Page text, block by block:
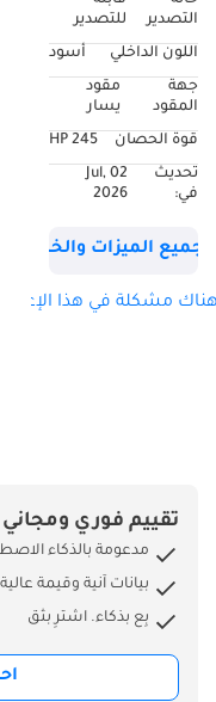
كامل لدى الوكالة
ضمان أوتوجارد لمدة
مواصفات أوروبية -----
------------------ تشمل
الكاملة ما يلي: السرعة
ساعة التسارع من ٠
تصميم GTI فتحة
سقف بانورامية
لامعة نظام عادم
مزدوج جناح خلفي
للسقف عجلات
معدنية مقاعد رياضية
التصدير
للتصدير
اللون الداخلي
أسود
جهة
المقود
مقود
يسار
قوة الحصان
245 HP
تحديث
في:
02 Jul,
2026
جميع الميزات والخصائص
مشكلة في هذا الإعلان؟
تقييم فوري ومجاني
مدعومة بالذكاء
بيانات آنية وقيمة عالية
بِع بذكاء. اشترِ بثق